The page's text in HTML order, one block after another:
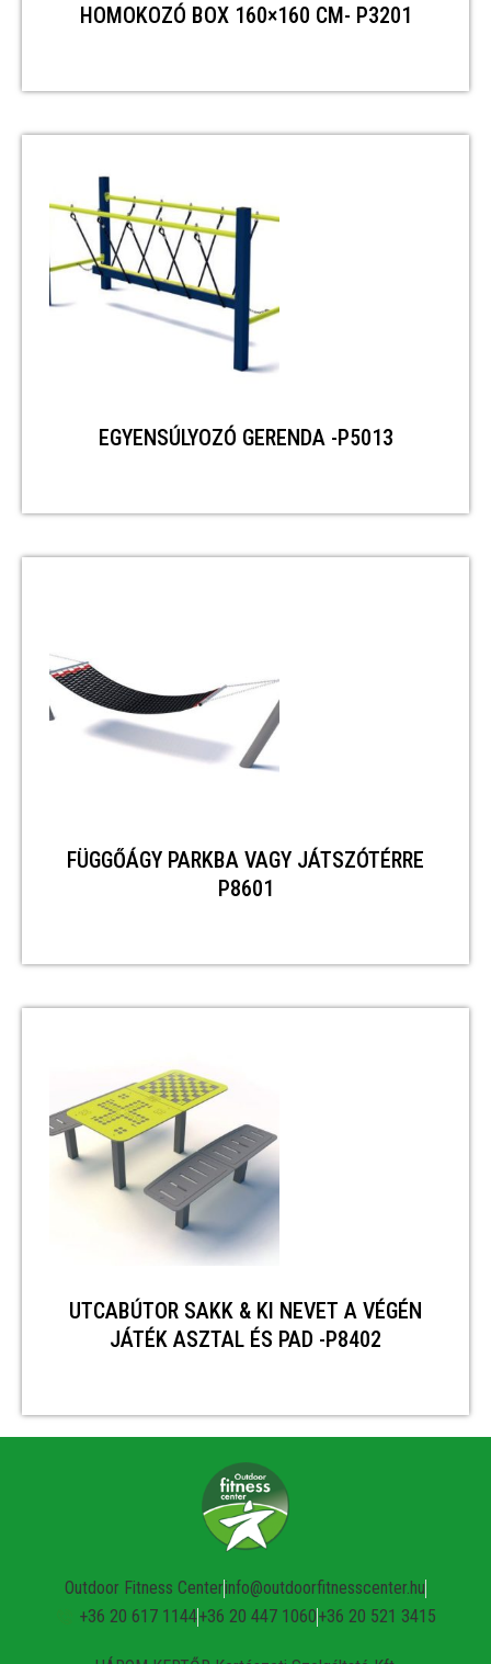
HOMOKOZÓ BOX 160×160 CM- P3201
EGYENSÚLYOZÓ GERENDA -P5013
FÜGGŐÁGY PARKBA VAGY JÁTSZÓTÉRRE
P8601
UTCABÚTOR SAKK & KI NEVET A VÉGÉN
JÁTÉK ASZTAL ÉS PAD -P8402
Outdoor Fitness Centerinfo@outdoorfitnesscenter.hu
+36 20 617 1144+36 20 447 1060+36 20 521 3415